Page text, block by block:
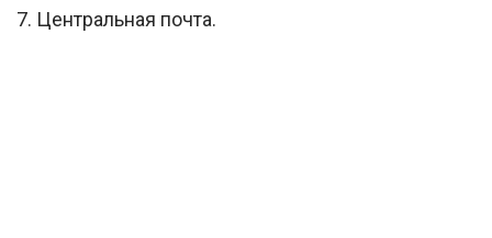
7. Центральная почта.